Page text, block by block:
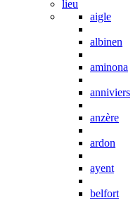
lieu
aigle
albinen
aminona
anniviers
anzère
ardon
ayent
belfort